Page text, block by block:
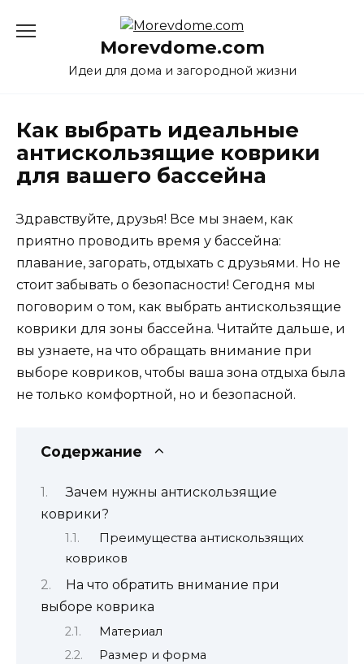
Morevdome.com
Идеи для дома и загородной жизни
Как выбрать идеальные
антискользящие коврики
для вашего бассейна
Здравствуйте, друзья! Все мы знаем, как
приятно проводить время у бассейна:
плавание, загорать, отдыхать с друзьями. Но не
стоит забывать о безопасности! Сегодня мы
поговорим о том, как выбрать антискользящие
коврики для зоны бассейна. Читайте дальше, и
вы узнаете, на что обращать внимание при
выборе ковриков, чтобы ваша зона отдыха была
не только комфортной, но и безопасной.
Содержание
Зачем нужны антискользящие
коврики?
Преимущества антискользящих
ковриков
На что обратить внимание при
выборе коврика
Материал
Размер и форма